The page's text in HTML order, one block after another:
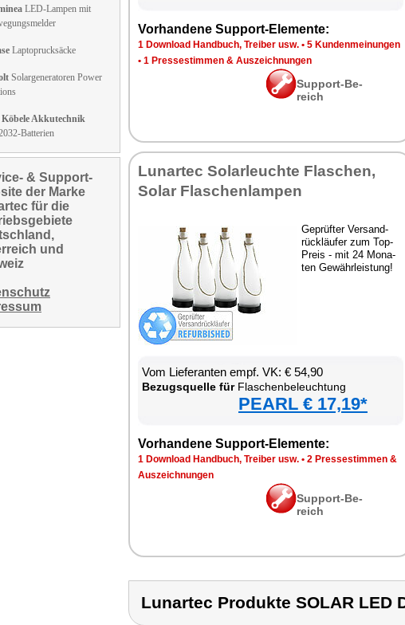
LED-Lampen mit
Laptoprucksäcke
Solargeneratoren Power
Akkutechnik
Batterien
& Support-
der Marke
für die
und
Vor­han­de­ne Sup­port-Ele­men­te:
1 Down­load Hand­buch, Trei­ber usw. • 5 Kun­den­mei­nun­gen
• 1 Pres­se­stim­men & Aus­zeich­nun­gen
Sup­port-Be­
reich
Lun­ar­tec So­lar­leuch­te Fla­schen,
So­lar Fla­schen­lam­pen
Ge­prüf­ter Ver­sand­
rück­läu­fer zum Top-
Preis - mit 24 Mo­na­
ten Ge­währ­leis­tung!
Vom Lie­fe­ran­ten empf. VK: € 54,90
Be­zugs­quel­le fürFla­schen­be­leuch­tung
PEARL € 17,19*
Vor­han­de­ne Sup­port-Ele­men­te:
1 Down­load Hand­buch, Trei­ber usw. • 2 Pres­se­stim­men &
Aus­zeich­nun­gen
Sup­port-Be­
reich
Lunartec Produkte SOLAR LED